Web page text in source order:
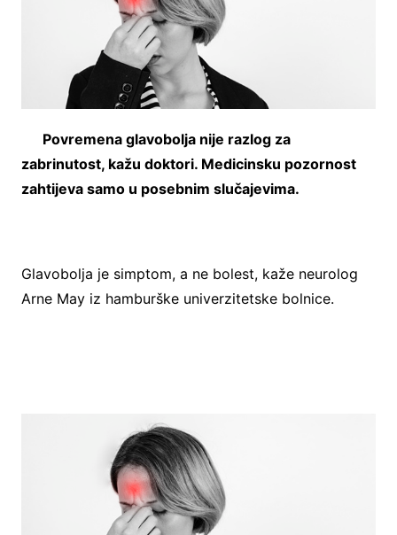
Povremena glavobolja nije razlog za
zabrinutost, kažu doktori. Medicinsku pozornost
zahtijeva samo u posebnim slučajevima.
Glavobolja je simptom, a ne bolest, kaže neurolog
Arne May iz hamburške univerzitetske bolnice.